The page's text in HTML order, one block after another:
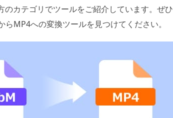
のカテゴリでツールをご紹介しています。ぜ
MP4への変換ツールを見つけてください。